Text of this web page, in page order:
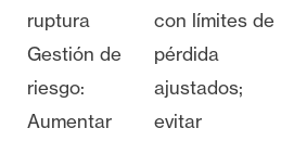
ruptura
Gestión de
riesgo:
Aumentar
con límites de
pérdida
ajustados;
evitar